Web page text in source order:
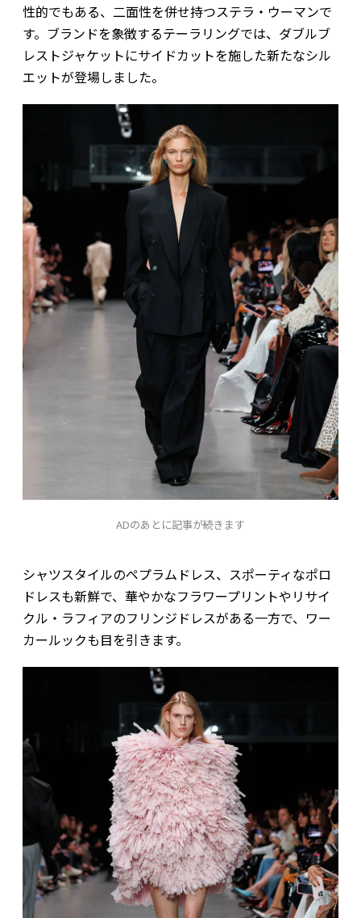
性的でもある、二面性を併せ持つステラ・ウーマンで
す。ブランドを象徴するテーラリングでは、ダブルブ
レストジャケットにサイドカットを施した新たなシル
エットが登場しました。
ADのあとに記事が続きます
シャツスタイルのペプラムドレス、スポーティなポロ
ドレスも新鮮で、華やかなフラワープリントやリサイ
クル・ラフィアのフリンジドレスがある一方で、ワー
カールックも目を引きます。